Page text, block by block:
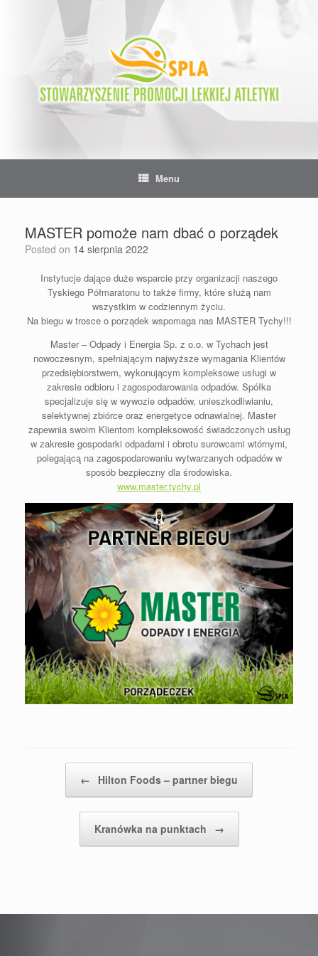
Menu
MASTER pomoże nam dbać o porządek
Posted on 14 sierpnia 2022
Instytucje dające duże wsparcie przy organizacji naszego
Tyskiego Półmaratonu to także firmy, które służą nam
wszystkim w codziennym życiu.
Na biegu w trosce o porządek wspomaga nas MASTER Tychy!!!
Master – Odpady i Energia Sp. z o.o. w Tychach jest
nowoczesnym, spełniającym najwyższe wymagania Klientów
przedsiębiorstwem, wykonującym kompleksowe usługi w
zakresie odbioru i zagospodarowania odpadów. Spółka
specjalizuje się w wywozie odpadów, unieszkodliwianiu,
selektywnej zbiórce oraz energetyce odnawialnej. Master
zapewnia swoim Klientom kompleksowość świadczonych usług
w zakresie gospodarki odpadami i obrotu surowcami wtórnymi,
polegającą na zagospodarowaniu wytwarzanych odpadów w
sposób bezpieczny dla środowiska.
www.master.tychy.pl
← Hilton Foods – partner biegu
Kranówka na punktach →